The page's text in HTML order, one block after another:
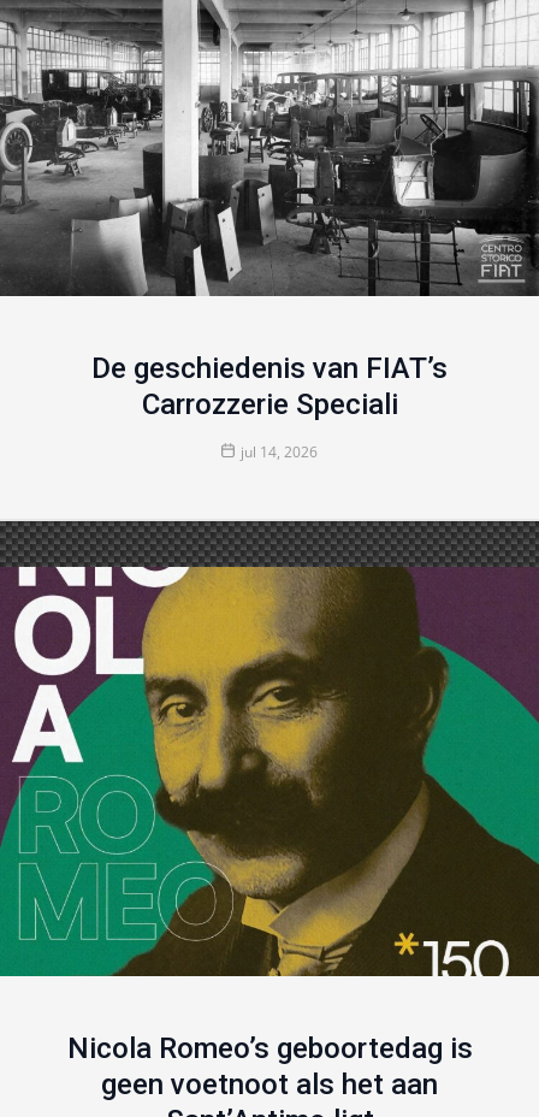
De geschiedenis van FIAT’s
Carrozzerie Speciali
jul 14, 2026
Nicola Romeo’s geboortedag is
geen voetnoot als het aan